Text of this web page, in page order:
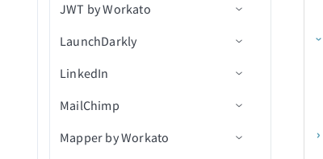
関連付けを削除（batch）
オブジェクトデータをエク
スポート（file）
CRMデータをインポート
（file）
リスト内の連絡先を取得
連絡先を検索
ユーザーを検索
IDでユーザーを取得
ユーザー別にメモを検索
ユーザー別にセグメントを
検索
ユーザー別にタグを検索
ユーザーを検索
削除アクション
カスタムSQLを実行
新規/更新済み課題をエクス
課題を作成
ユーザーを作成
ド
課題の変更ログを取得
コメントを作成
コメントを一覧表示
キューを取得
キュー内の課題を取得
キュー内の新規メッセージ
（リアルタイム）
トピック内の新規メッセー
アクション
メッセージをキューに公開
開
キュー内のメッセージを受
JSON変換
コネクション設定
トリガー
新規オブジェクト
アクション
関連付けを作成
関連付けを削除
JWT by Workato
コネクション設定
アクション
JWTを生成
JWTをデコード
LaunchDarkly
コネクション設定
LinkedIn
コネクション設定
トリガー
MailChimp
コネクション設定
Mapper by Workato